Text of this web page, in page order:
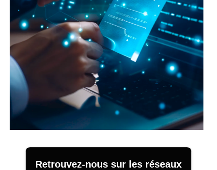
Retrouvez-nous sur les réseaux